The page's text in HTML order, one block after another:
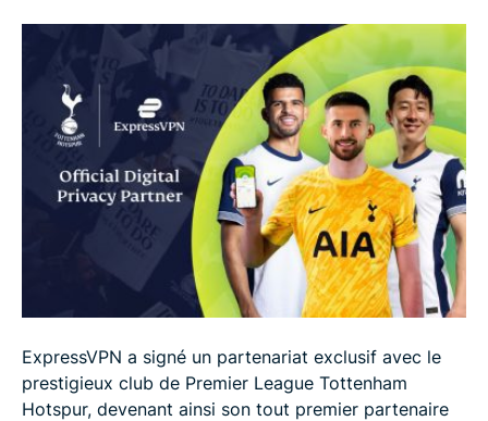
ExpressVPN a signé un partenariat exclusif avec le
prestigieux club de Premier League Tottenham
Hotspur, devenant ainsi son tout premier partenaire